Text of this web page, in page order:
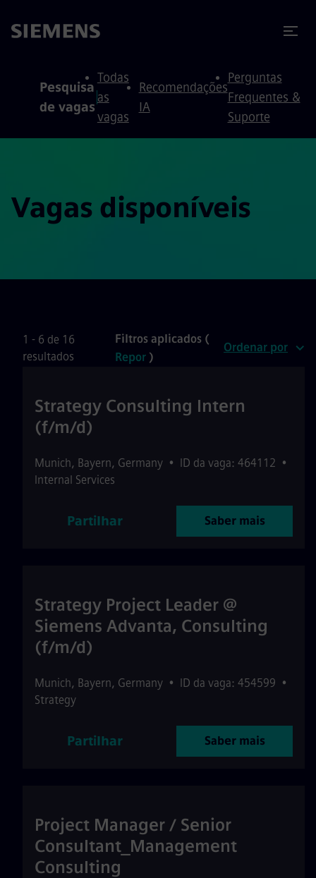
Pesquisa
de vagas
Todas
as
vagas
Recomendações
IA
Perguntas
Frequentes &
Suporte
Vagas disponíveis
1 - 6 de 16
resultados
Filtros aplicados (
Repor )
Ordenar por
Strategy Consulting Intern
(f/m/d)
Munich, Bayern, Germany • ID da vaga: 464112 •
Internal Services
Partilhar Saber mais
Strategy Project Leader @
Siemens Advanta, Consulting
(f/m/d)
Munich, Bayern, Germany • ID da vaga: 454599 •
Strategy
Partilhar Saber mais
Project Manager / Senior
Consultant_Management
Consulting